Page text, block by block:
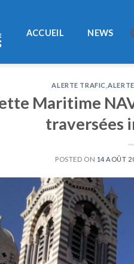
ACCUEIL NEWS
ALERTE TRAFIC ,
Maritime
traversées
POSTED ON 14 AOÛT